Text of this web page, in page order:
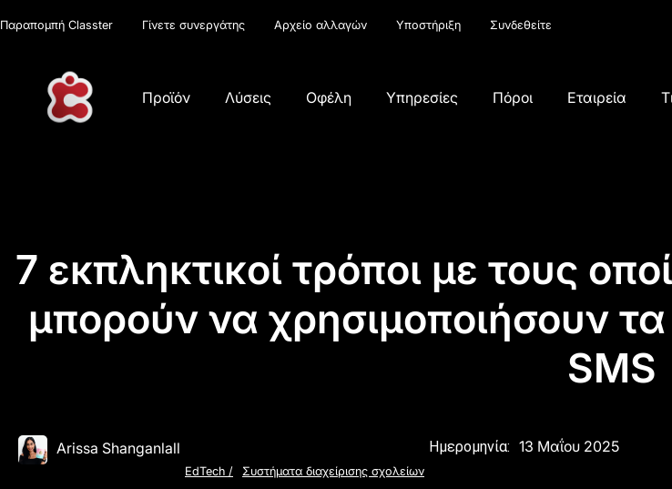
Παραπομπή Classter Γίνετε συνεργάτης Αρχείο αλλαγών Υποστήριξη Συνδεθείτε
Προϊόν Λύσεις Οφέλη Υπηρεσίες Πόροι Εταιρεία
7 εκπληκτικοί τρόποι με τους
μπορούν να χρησιμοποιήσουν
SMS
Arissa Shanganlall
EdTech / Συστήματα διαχείρισης σχολείων
Ημερομηνία: 13 Μαΐου 2025